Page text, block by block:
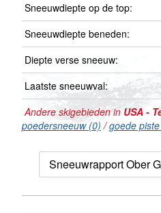
Sneeuwdiepte op de top:
Sneeuwdiepte beneden:
Diepte verse sneeuw:
Laatste sneeuwval:
Andere skigebieden inUSA -
poedersneeuw (0) /goede
Sneeuwrapport Ober